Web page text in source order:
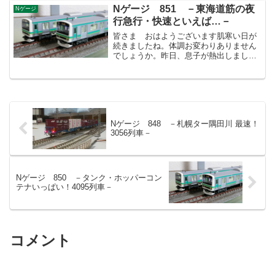
にならなきゃいいのです
が…。
さ...
Nゲージ
Nゲージ 851 －東海道筋の夜
行急行・快速といえば…－
皆さま おはようございます肌寒い日が
続きましたね。体調お変わりありません
でしょうか。昨日、息子が熱出しまし
Nゲージ 848 －札幌ター隅田川 最速！
3056列車－
Nゲージ 850 －タンク・ホッパーコン
テナいっぱい！4095列車－
コメント